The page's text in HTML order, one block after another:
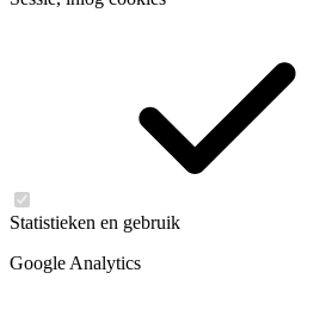
Statistieken en gebruik
Google Analytics